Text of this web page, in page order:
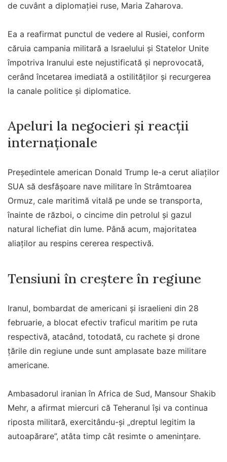
de cuvânt a diplomaţiei ruse, Maria Zaharova.
Ea a reafirmat punctul de vedere al Rusiei, conform
căruia campania militară a Israelului şi Statelor Unite
împotriva Iranului este nejustificată şi neprovocată,
cerând încetarea imediată a ostilităţilor şi recurgerea
la canale politice şi diplomatice.
Apeluri la negocieri și reacții
internaționale
Preşedintele american Donald Trump le-a cerut aliaţilor
SUA să desfăşoare nave militare în Strâmtoarea
Ormuz, cale maritimă vitală pe unde se transporta,
înainte de război, o cincime din petrolul şi gazul
natural lichefiat din lume. Până acum, majoritatea
aliaţilor au respins cererea respectivă.
Tensiuni în creștere în regiune
Iranul, bombardat de americani şi israelieni din 28
februarie, a blocat efectiv traficul maritim pe ruta
respectivă, atacând, totodată, cu rachete şi drone
ţările din regiune unde sunt amplasate baze militare
americane.
Ambasadorul iranian în Africa de Sud, Mansour Shakib
Mehr, a afirmat miercuri că Teheranul îşi va continua
riposta militară, exercitându-şi „dreptul legitim la
autoapărare”, atâta timp cât resimte o ameninţare.